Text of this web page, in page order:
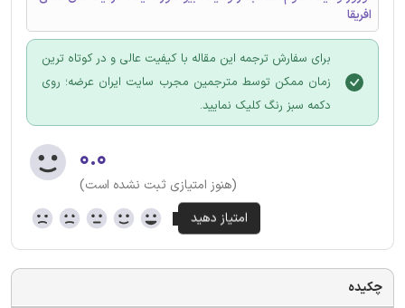
افریقا
برای سفارش ترجمه این مقاله با کیفیت عالی و در کوتاه ترین
زمان ممکن توسط مترجمین مجرب سایت ایران عرضه؛ روی
دکمه سبز رنگ کلیک نمایید.
۰.۰
(هنوز امتیازی ثبت نشده است)
چکیده